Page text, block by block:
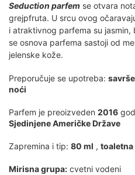
Seduction parfem se otvara
grejpfruta. U srcu ovog
i atraktivnog parfema su
se osnova parfema sastoji od
jelenske kože.
Preporučuje se upotreba:
noći
Parfem je preoizveden 2016
Sjedinjene Američke Države
Zapremina i tip: 80 ml , toaletna
Mirisna grupa: cvetni vodeni